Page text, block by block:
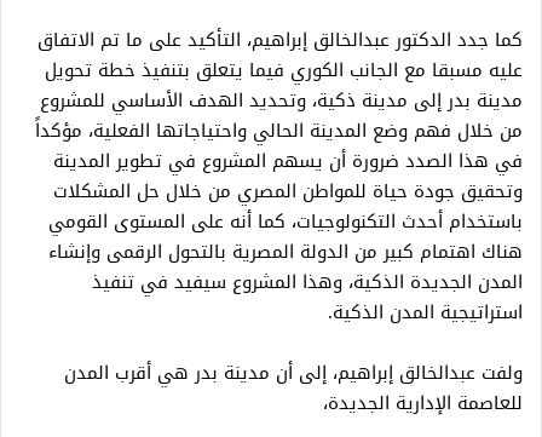
كما جدد الدكتور عبدالخالق إبراهيم، التأكيد على ما تم الاتفاق
عليه مسبقا مع الجانب الكوري فيما يتعلق بتنفيذ خطة تحويل
مدينة بدر إلى مدينة ذكية، وتحديد الهدف الأساسي للمشروع
من خلال فهم وضع المدينة الحالي واحتياجاتها الفعلية، مؤكداً
في هذا الصدد ضرورة أن يسهم المشروع في تطوير المدينة
وتحقيق جودة حياة للمواطن المصري من خلال حل المشكلات
باستخدام أحدث التكنولوجيات، كما أنه على المستوى القومي
هناك اهتمام كبير من الدولة المصرية بالتحول الرقمى وإنشاء
المدن الجديدة الذكية، وهذا المشروع سيفيد في تنفيذ
استراتيجية المدن الذكية.
ولفت عبدالخالق إبراهيم، إلى أن مدينة بدر هي أقرب المدن
للعاصمة الإدارية الجديدة،